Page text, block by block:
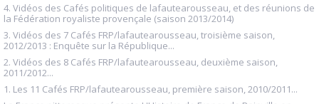
4. Vidéos des Cafés politiques de lafautearousseau, et des réunions de
la Fédération royaliste provençale (saison 2013/2014)
3. Vidéos des 7 Cafés FRP/lafautearousseau, troisième saison,
2012/2013 : Enquête sur la République...
2. Vidéos des 8 Cafés FRP/lafautearousseau, deuxième saison,
2011/2012...
1. Les 11 Cafés FRP/lafautearousseau, première saison, 2010/2011...